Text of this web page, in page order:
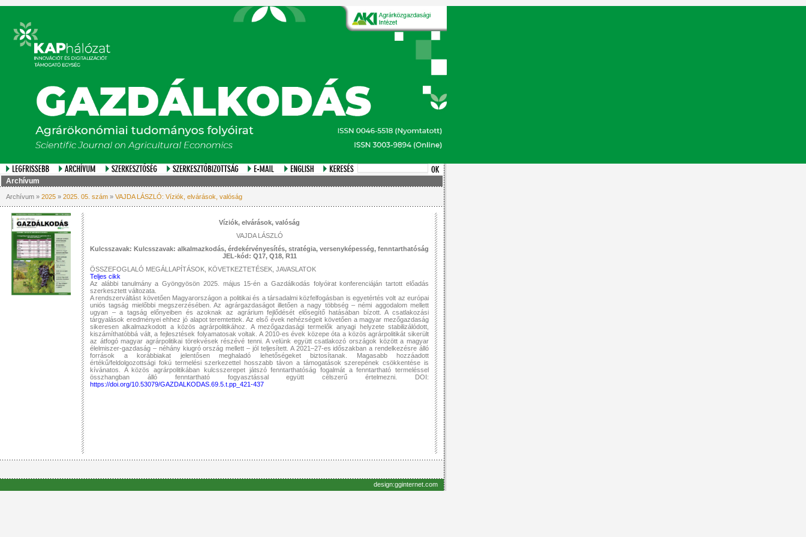
Archívum
Archívum » 2025 » 2025. 05. szám » VAJDA LÁSZLÓ: Víziók, elvárások, valóság
Víziók, elvárások, valóság
VAJDA LÁSZLÓ
Kulcsszavak: Kulcsszavak: alkalmazkodás, érdekérvényesítés, stratégia, versenyképesség, fenntarthatóság
JEL-kód: Q17, Q18, R11
ÖSSZEFOGLALÓ MEGÁLLAPÍTÁSOK, KÖVETKEZTETÉSEK, JAVASLATOK
Teljes cikk
Az alábbi tanulmány a Gyöngyösön 2025. május 15-én a Gazdálkodás folyóirat konferenciáján tartott előadás
szerkesztett változata.
A rendszerváltást követően Magyarországon a politikai és a társadalmi közfelfogásban is egyetértés volt az európai
uniós tagság mielőbbi megszerzésében. Az agrárgazdaságot illetően a nagy többség – némi aggodalom mellett
ugyan – a tagság előnyeiben és azoknak az agrárium fejlődését elősegítő hatásában bízott. A csatlakozási
tárgyalások eredményei ehhez jó alapot teremtettek. Az első évek nehézségeit követően a magyar mezőgazdaság
sikeresen alkalmazkodott a közös agrárpolitikához. A mezőgazdasági termelők anyagi helyzete stabilizálódott,
kiszámíthatóbbá vált, a fejlesztések folyamatosak voltak. A 2010-es évek közepe óta a közös agrárpolitikát sikerült
az átfogó magyar agrárpolitikai törekvések részévé tenni. A velünk együtt csatlakozó országok között a magyar
élelmiszer-gazdaság – néhány kiugró ország mellett – jól teljesített. A 2021–27-es időszakban a rendelkezésre álló
források a korábbiakat jelentősen meghaladó lehetőségeket biztosítanak. Magasabb hozzáadott
értékű/feldolgozottsági fokú termelési szerkezettel hosszabb távon a támogatások szerepének csökkentése is
kívánatos. A közös agrárpolitikában kulcsszerepet játszó fenntarthatóság fogalmát a fenntartható termeléssel
összhangban álló fenntartható fogyasztással együtt célszerű értelmezni. DOI:
https://doi.org/10.53079/GAZDALKODAS.69.5.t.pp_421-437
design:gginternet.com